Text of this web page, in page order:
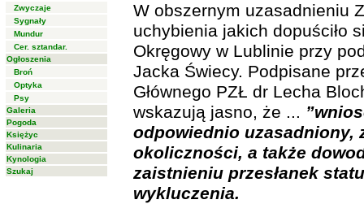
Zwyczaje
Sygnały
Mundur
Cer. sztandar.
Ogłoszenia
Broń
Optyka
Psy
Galeria
Pogoda
Księżyc
Kulinaria
Kynologia
Szukaj
W obszernym uzasadnieniu
uchybienia jakich dopuściło
Okręgowy w Lublinie przy
Jacka Świecy. Podpisane
Głównego PZŁ dr Lecha
wskazują jasno, że ...
odpowiednio uzasadniony,
okoliczności, a także
zaistnieniu przesłanek
wykluczenia.